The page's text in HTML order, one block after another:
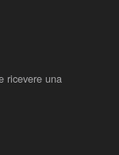
ricevere una